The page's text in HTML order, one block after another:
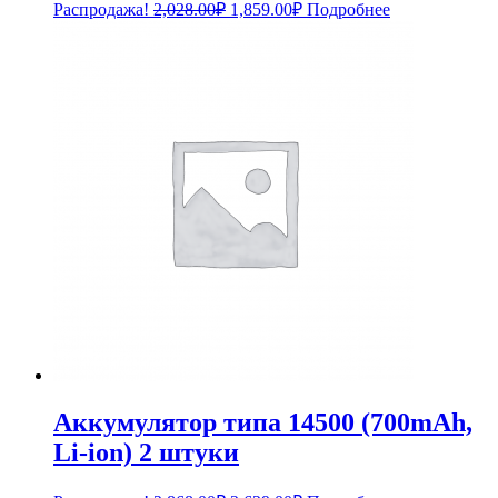
Распродажа! 2,028.00₽ Первоначальная
1,859.00₽Текущая
цена:
Подробнее
Аккумулятор типа 14500 (700mAh,
Li-ion) 2 штуки